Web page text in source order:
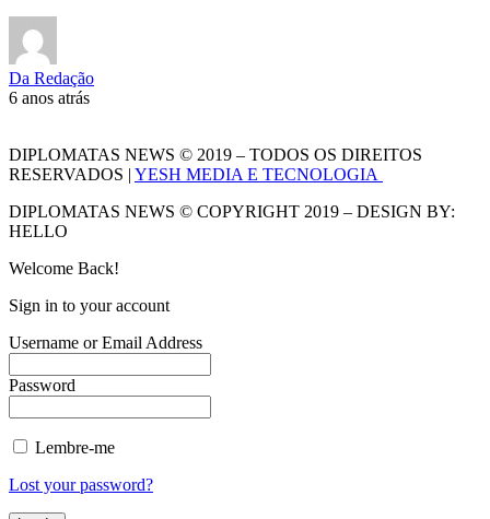
Da Redação
6 anos atrás
DIPLOMATAS NEWS © 2019 – TODOS OS DIREITOS
RESERVADOS | YESH MEDIA E TECNOLOGIA
DIPLOMATAS NEWS © COPYRIGHT 2019 – DESIGN BY:
HELLO
Welcome Back!
Sign in to your account
Username or Email Address
Password
Lembre-me
Lost your password?